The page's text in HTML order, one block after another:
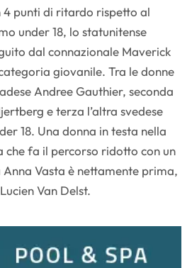
4 punti di ritardo rispetto al
under 18, lo statunitense
dal connazionale Maverick
giovanile. Tra le donne
Andree Gauthier, seconda
e terza l’altra svedese
18. Una donna in testa nella
fa il percorso ridotto con un
Anna Vasta è nettamente prima,
Van Delst.